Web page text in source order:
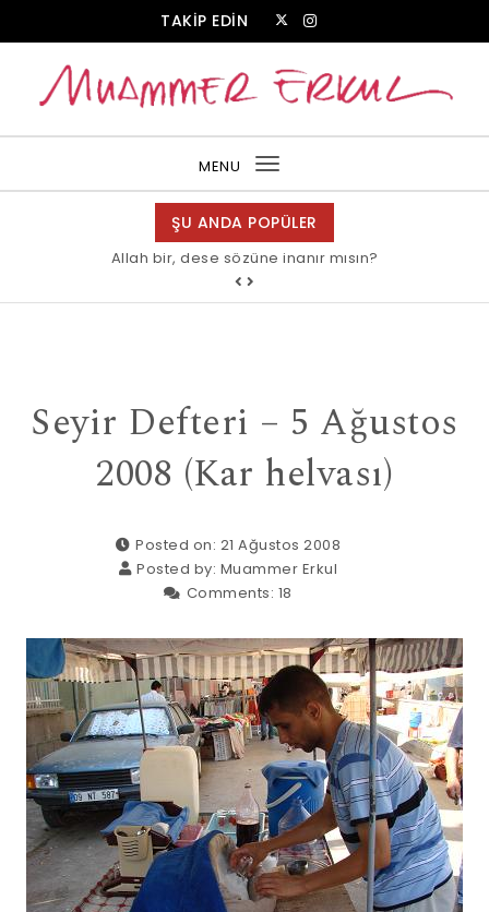
TAKİP EDİN
MENU
Toggle
navigation
ŞU ANDA POPÜLER
Allah bir, dese sözüne inanır mısın?
Seyir Defteri – 5 Ağustos
2008 (Kar helvası)
Posted on: 21 Ağustos 2008
Posted by: Muammer Erkul
Comments: 18